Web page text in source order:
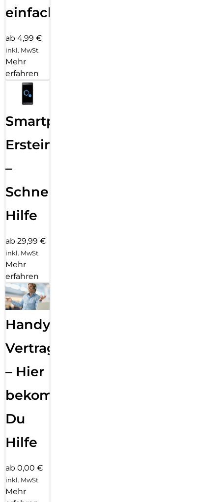
einfach
ab 4,99 €
inkl. MwSt.
Mehr
erfahren
Smartphone
Ersteinrichtung
–
Schnelle
Hilfe
ab 29,99 €
inkl. MwSt.
Mehr
erfahren
Handy
Vertragsabwicklung
– Hier
bekommst
Du
Hilfe
ab 0,00 €
inkl. MwSt.
Mehr